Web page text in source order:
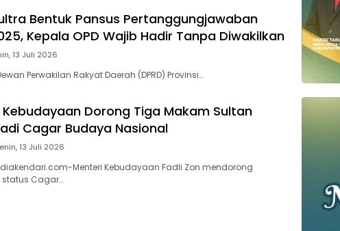
Bentuk Pansus Pertanggungjawaban
Kepala OPD Wajib Hadir Tanpa Diwakilkan
13 Juli 2026
Perwakilan Rakyat Daerah (DPRD) Provinsi…
Dorong Tiga Makam Sultan
Cagar Budaya Nasional
13 Juli 2026
​Menteri Kebudayaan Fadli Zon mendorong
Cagar…